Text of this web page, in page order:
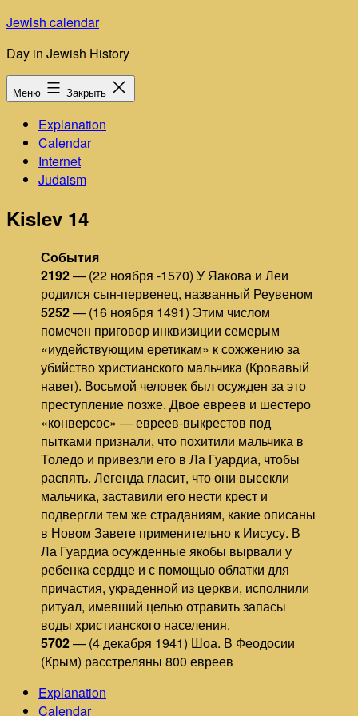
Перейти
содержимому
Jewish calendar
Day in Jewish History
Меню Закрыть
Explanation
Calendar
Internet
Judaism
Kislev 14
События
2192— (22 ноября -1570) У Яакова и Леи
родился сын-первенец, названный Реувеном
5252— (16 ноября 1491) Этим числом
помечен приговор инквизиции семерым
«иудействующим еретикам» к сожжению за
убийство христианского мальчика (Кровавый
навет). Восьмой человек был осужден за это
преступление позже. Двое евреев и шестеро
«конверсос» — евреев-выкрестов под
пытками признали, что похитили мальчика в
Толедо и привезли его в Ла Гуардиа, чтобы
распять. Легенда гласит, что они высекли
мальчика, заставили его нести крест и
подвергли тем же страданиям, какие описаны
в Новом Завете применительно к Иисусу. В
Ла Гуардиа осужденные якобы вырвали у
ребенка сердце и с помощью облатки для
причастия, украденной из церкви, исполнили
ритуал, имевший целью отравить запасы
воды христианского населения.
5702— (4 декабря 1941) Шоа. В Феодосии
(Крым) расстреляны 800 евреев
Explanation
Calendar